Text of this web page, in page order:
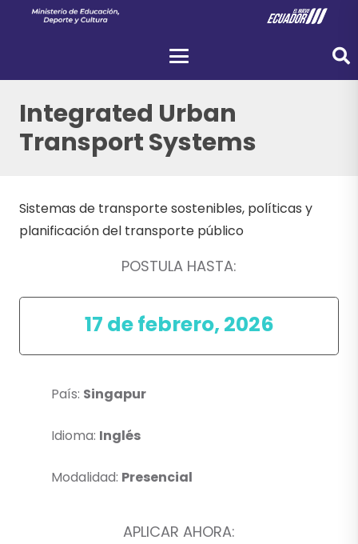
Integrated Urban
Transport Systems
Sistemas de transporte sostenibles, políticas y
planificación del transporte público
POSTULA HASTA:
17 de febrero, 2026
País: Singapur
Idioma: Inglés
Modalidad: Presencial
APLICAR AHORA: